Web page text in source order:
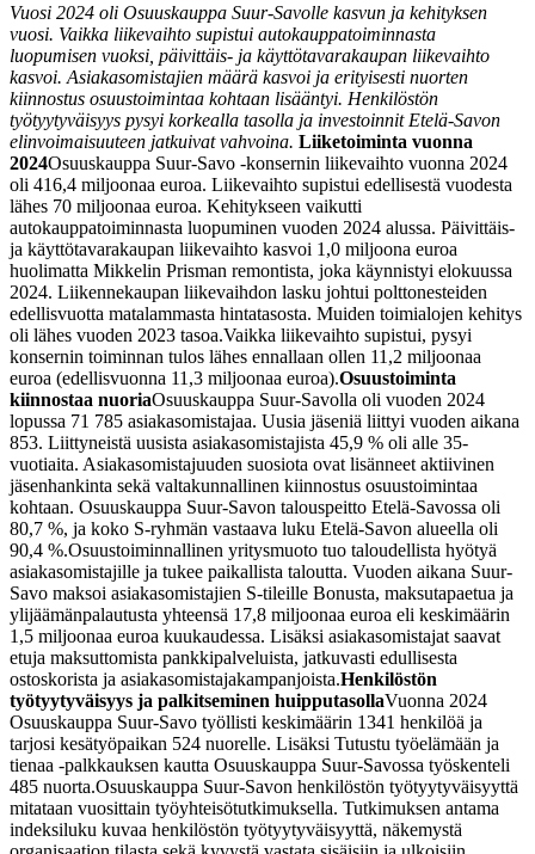
Vuosi 2024 oli Osuuskauppa Suur-Savolle kasvun ja kehityksen
vuosi. Vaikka liikevaihto supistui autokauppatoiminnasta
luopumisen vuoksi, päivittäis- ja käyttötavarakaupan liikevaihto
kasvoi. Asiakasomistajien määrä kasvoi ja erityisesti nuorten
kiinnostus osuustoimintaa kohtaan lisääntyi. Henkilöstön
työtyytyväisyys pysyi korkealla tasolla ja investoinnit Etelä-Savon
elinvoimaisuuteen jatkuivat vahvoina. Liiketoiminta vuonna
2024Osuuskauppa Suur-Savo -konsernin liikevaihto vuonna 2024
oli 416,4 miljoonaa euroa. Liikevaihto supistui edellisestä vuodesta
lähes 70 miljoonaa euroa. Kehitykseen vaikutti
autokauppatoiminnasta luopuminen vuoden 2024 alussa. Päivittäis-
ja käyttötavarakaupan liikevaihto kasvoi 1,0 miljoona euroa
huolimatta Mikkelin Prisman remontista, joka käynnistyi elokuussa
2024. Liikennekaupan liikevaihdon lasku johtui polttonesteiden
edellisvuotta matalammasta hintatasosta. Muiden toimialojen kehitys
oli lähes vuoden 2023 tasoa.Vaikka liikevaihto supistui, pysyi
konsernin toiminnan tulos lähes ennallaan ollen 11,2 miljoonaa
euroa (edellisvuonna 11,3 miljoonaa euroa).Osuustoiminta
kiinnostaa nuoriaOsuuskauppa Suur-Savolla oli vuoden 2024
lopussa 71 785 asiakasomistajaa. Uusia jäseniä liittyi vuoden aikana
853. Liittyneistä uusista asiakasomistajista 45,9 % oli alle 35-
vuotiaita. Asiakasomistajuuden suosiota ovat lisänneet aktiivinen
jäsenhankinta sekä valtakunnallinen kiinnostus osuustoimintaa
kohtaan. Osuuskauppa Suur-Savon talouspeitto Etelä-Savossa oli
80,7 %, ja koko S-ryhmän vastaava luku Etelä-Savon alueella oli
90,4 %.Osuustoiminnallinen yritysmuoto tuo taloudellista hyötyä
asiakasomistajille ja tukee paikallista taloutta. Vuoden aikana Suur-
Savo maksoi asiakasomistajien S-tileille Bonusta, maksutapaetua ja
ylijäämänpalautusta yhteensä 17,8 miljoonaa euroa eli keskimäärin
1,5 miljoonaa euroa kuukaudessa. Lisäksi asiakasomistajat saavat
etuja maksuttomista pankkipalveluista, jatkuvasti edullisesta
ostoskorista ja asiakasomistajakampanjoista.Henkilöstön
työtyytyväisyys ja palkitseminen huipputasollaVuonna 2024
Osuuskauppa Suur-Savo työllisti keskimäärin 1341 henkilöä ja
tarjosi kesätyöpaikan 524 nuorelle. Lisäksi Tutustu työelämään ja
tienaa -palkkauksen kautta Osuuskauppa Suur-Savossa työskenteli
485 nuorta.Osuuskauppa Suur-Savon henkilöstön työtyytyväisyyttä
mitataan vuosittain työyhteisötutkimuksella. Tutkimuksen antama
indeksiluku kuvaa henkilöstön työtyytyväisyyttä, näkemystä